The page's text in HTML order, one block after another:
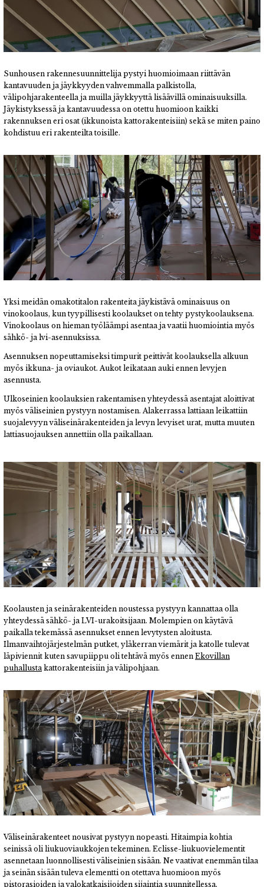
Sunhousen rakennesuunnittelija pystyi huomioimaan riittävän
kantavuuden ja jäykkyyden vahvemmalla palkistolla,
välipohjarakenteella ja muilla jäykkyyttä lisäävillä ominaisuuksilla.
Jäykistyksessä ja kantavuudessa on otettu huomioon kaikki
rakennuksen eri osat (ikkunoista kattorakenteisiin) sekä se miten paino
kohdistuu eri rakenteilta toisille.
Yksi meidän omakotitalon rakenteita jäykistävä ominaisuus on
vinokoolaus, kun tyypillisesti koolaukset on tehty pystykoolauksena.
Vinokoolaus on hieman työläämpi asentaa ja vaatii huomiointia myös
sähkö- ja lvi-asennuksissa.
Asennuksen nopeuttamiseksi timpurit peittivät koolauksella alkuun
myös ikkuna- ja oviaukot. Aukot leikataan auki ennen levyjen
asennusta.
Ulkoseinien koolauksien rakentamisen yhteydessä asentajat aloittivat
myös väliseinien pystyyn nostamisen. Alakerrassa lattiaan leikattiin
suojalevyyn väliseinärakenteiden ja levyn levyiset urat, mutta muuten
lattiasuojauksen annettiin olla paikallaan.
Koolausten ja seinärakenteiden noustessa pystyyn kannattaa olla
yhteydessä sähkö- ja LVI-urakoitsijaan. Molempien on käytävä
paikalla tekemässä asennukset ennen levytysten aloitusta.
Ilmanvaihtojärjestelmän putket, yläkerran viemärit ja katolle tulevat
läpiviennit kuten savupiippu oli tehtävä myös ennen Ekovillan
puhallusta kattorakenteisiin ja välipohjaan.
Väliseinärakenteet nousivat pystyyn nopeasti. Hitaimpia kohtia
seinissä oli liukuoviaukkojen tekeminen. Eclisse-liukuovielementit
asennetaan luonnollisesti väliseinien sisään. Ne vaativat enemmän tilaa
ja seinän sisään tuleva elementti on otettava huomioon myös
pistorasioiden ja valokatkaisijoiden sijaintia suunnitellessa.